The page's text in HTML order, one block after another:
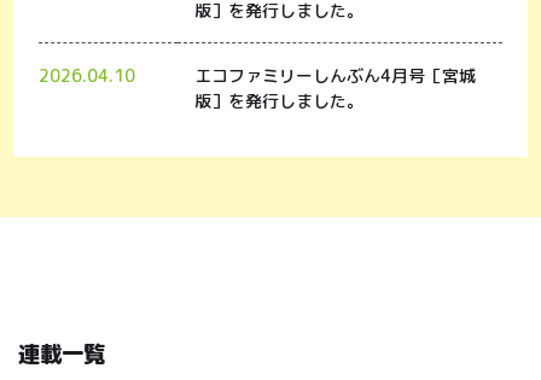
版］を発行しました。
2026.04.10
エコファミリーしんぶん4月号［宮城
版］を発行しました。
連載一覧